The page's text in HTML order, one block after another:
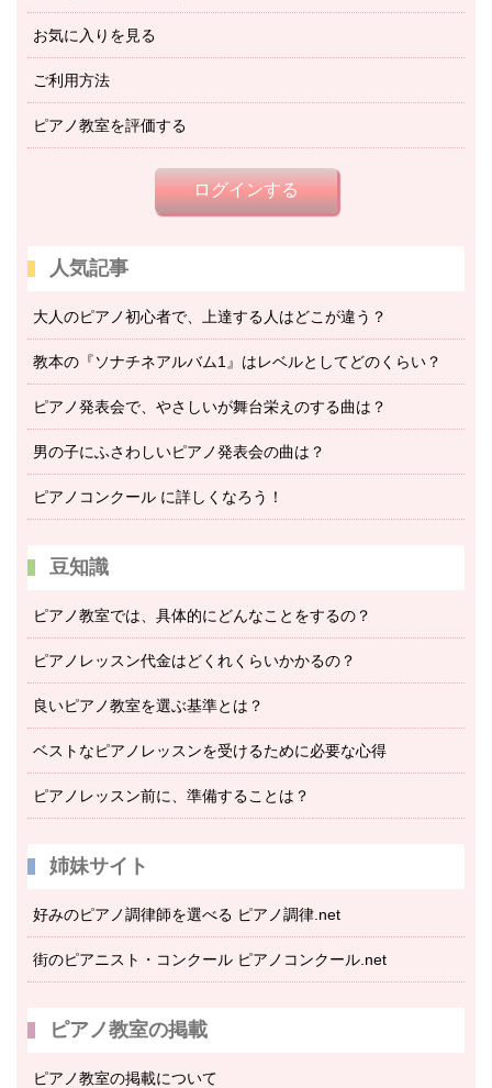
お気に入りを見る
ご利用方法
ピアノ教室を評価する
ログインする
人気記事
大人のピアノ初心者で、上達する人はどこが違う？
教本の『ソナチネアルバム1』はレベルとしてどのくらい？
ピアノ発表会で、やさしいが舞台栄えのする曲は？
男の子にふさわしいピアノ発表会の曲は？
ピアノコンクール に詳しくなろう！
豆知識
ピアノ教室では、具体的にどんなことをするの？
ピアノレッスン代金はどくれくらいかかるの？
良いピアノ教室を選ぶ基準とは？
ベストなピアノレッスンを受けるために必要な心得
ピアノレッスン前に、準備することは？
姉妹サイト
好みのピアノ調律師を選べる ピアノ調律.net
街のピアニスト・コンクール ピアノコンクール.net
ピアノ教室の掲載
ピアノ教室の掲載について